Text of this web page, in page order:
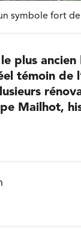
symbole fort
plus
témoin de
Mailhot,